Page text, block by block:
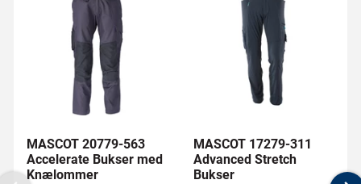
MASCOT 20779-563
Accelerate Bukser med
Knælommer
MASCOT 17279-311
Advanced Stretch
Bukser